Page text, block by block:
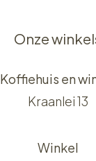
Onze
Koffiehuis en
Kraanlei 13
Winkel